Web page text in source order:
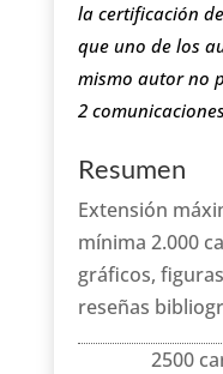
la certificación
que uno de los
mismo autor no
2
Resumen
Extensión
mínima 2.000
gráficos,
reseñas
2500